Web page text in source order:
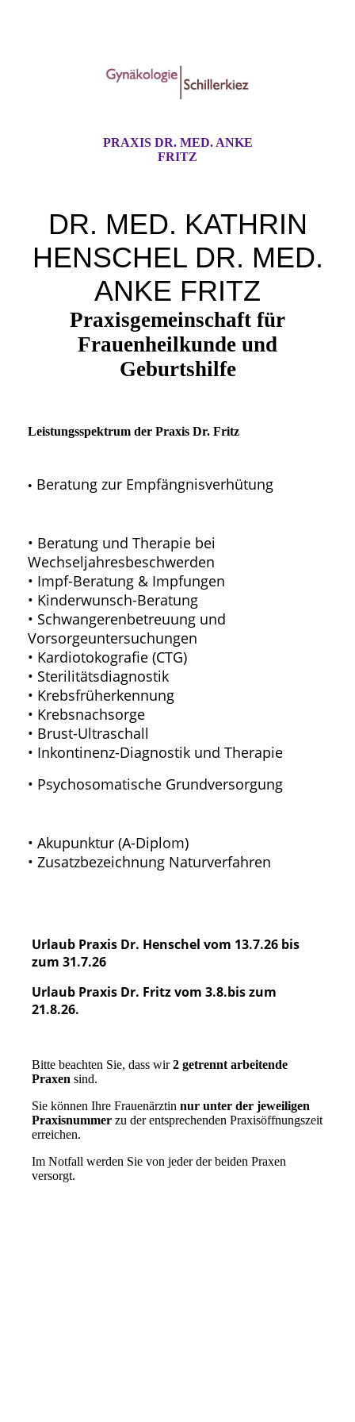
PRAXIS DR. MED. ANKE
FRITZ
DR. MED. KATHRIN
HENSCHEL DR. MED.
ANKE FRITZ
Praxisgemeinschaft für
Frauenheilkunde und
Geburtshilfe
Leistungsspektrum der Praxis Dr. Fritz
• Beratung zur Empfängnisverhütung
• Beratung und Therapie bei
Wechseljahresbeschwerden
• Impf-Beratung & Impfungen
• Kinderwunsch-Beratung
• Schwangerenbetreuung und
Vorsorgeuntersuchungen
• Kardiotokografie (CTG)
• Sterilitätsdiagnostik
• Krebsfrüherkennung
• Krebsnachsorge
• Brust-Ultraschall
• Inkontinenz-Diagnostik und Therapie
• Psychosomatische Grundversorgung
• Akupunktur (A-Diplom)
• Zusatzbezeichnung Naturverfahren
Urlaub Praxis Dr. Henschel vom 13.7.26 bis
zum 31.7.26
Urlaub Praxis Dr. Fritz vom 3.8.bis zum
21.8.26.
Bitte beachten Sie, dass wir2 getrennt arbeitende
Praxen sind.
Sie können Ihre Frauenärztin nur unter der jeweiligen
Praxisnummer zu der entsprechenden Praxisöffnungszeit
erreichen.
Im Notfall werden Sie von jeder der beiden Praxen
versorgt.